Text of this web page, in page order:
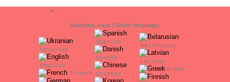
Выбрать язык / Select language:
Ukranian
English
French
Spanish
Danish
Chinese
Belarusian
Latvian
Greek